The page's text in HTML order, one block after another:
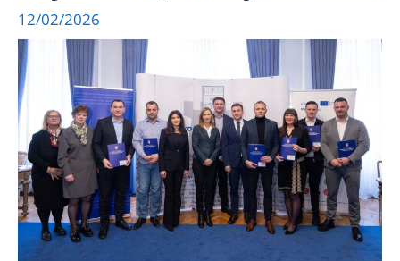
12/02/2026